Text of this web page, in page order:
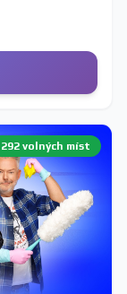
292 volných míst